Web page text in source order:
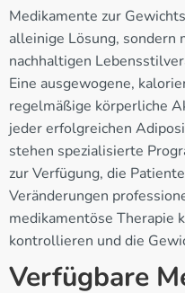
Medikamente zur
alleinige Lösung, sondern
nachhaltigen
Eine ausgewogene,
regelmäßige körperliche
jeder erfolgreichen
stehen spezialisierte
zur Verfügung, die
Veränderungen
medikamentöse Therapie
kontrollieren und die
Verfügbare